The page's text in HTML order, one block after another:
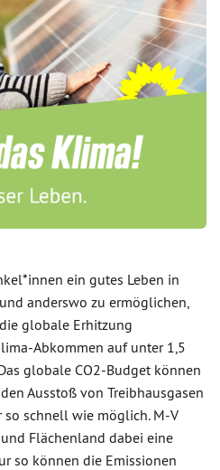
ein gutes Leben in
anderswo zu ermöglichen,
globale Erhitzung
Abkommen auf unter 1,5
globale CO2-Budget können
Ausstoß von Treibhausgasen
so schnell wie möglich. M-V
Flächenland dabei eine
so können die Emissionen